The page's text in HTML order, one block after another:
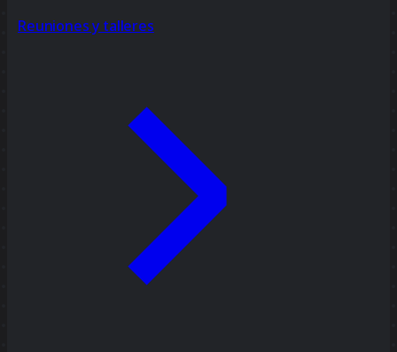
Reuniones y talleres